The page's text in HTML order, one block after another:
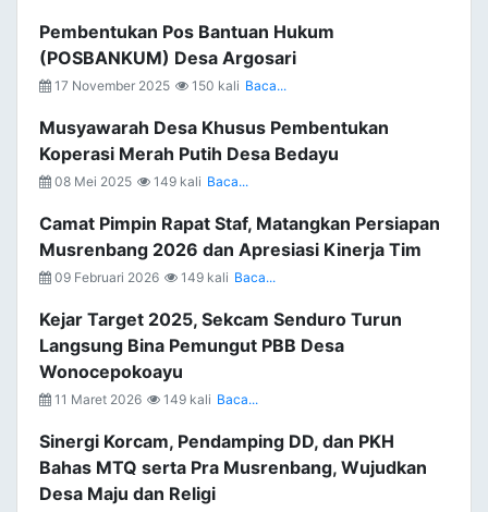
Pembentukan Pos Bantuan Hukum
(POSBANKUM) Desa Argosari
17 November 2025 150 kali Baca...
Musyawarah Desa Khusus Pembentukan
Koperasi Merah Putih Desa Bedayu
08 Mei 2025 149 kali Baca...
Camat Pimpin Rapat Staf, Matangkan Persiapan
Musrenbang 2026 dan Apresiasi Kinerja Tim
09 Februari 2026 149 kali Baca...
Kejar Target 2025, Sekcam Senduro Turun
Langsung Bina Pemungut PBB Desa
Wonocepokoayu
11 Maret 2026 149 kali Baca...
Sinergi Korcam, Pendamping DD, dan PKH
Bahas MTQ serta Pra Musrenbang, Wujudkan
Desa Maju dan Religi